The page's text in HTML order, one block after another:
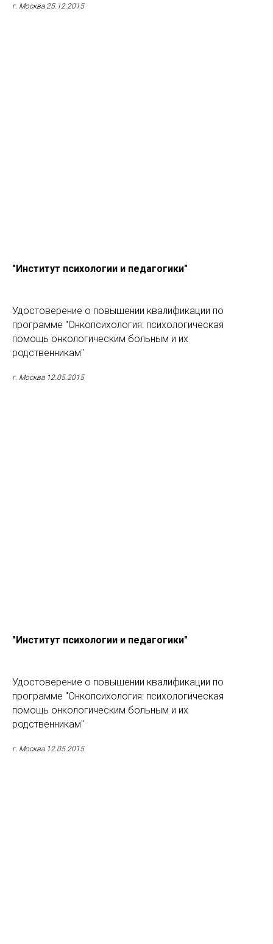
г. Москва 25.12.2015
"Институт психологии и педагогики"
Удостоверение о повышении квалификации по
программе "Онкопсихология: психологическая
помощь онкологическим больным и их
родственникам"
г. Москва 12.05.2015
"Институт психологии и педагогики"
Удостоверение о повышении квалификации по
программе "Онкопсихология: психологическая
помощь онкологическим больным и их
родственникам"
г. Москва 12.05.2015